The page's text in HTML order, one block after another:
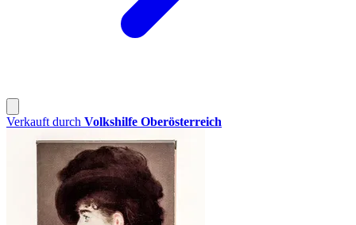
Verkauft durch Volkshilfe Oberösterreich